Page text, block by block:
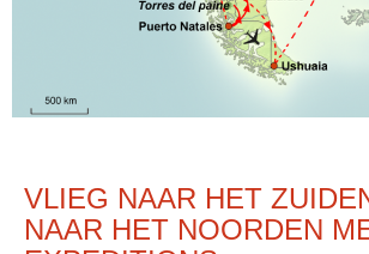
VLIEG NAAR HET
NAAR HET NOORDEN